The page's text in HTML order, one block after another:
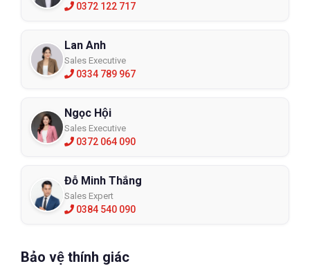
0372 122 717
Lan Anh
Sales Executive
0334 789 967
Ngọc Hội
Sales Executive
0372 064 090
Đỗ Minh Thắng
Sales Expert
0384 540 090
Bảo vệ thính giác